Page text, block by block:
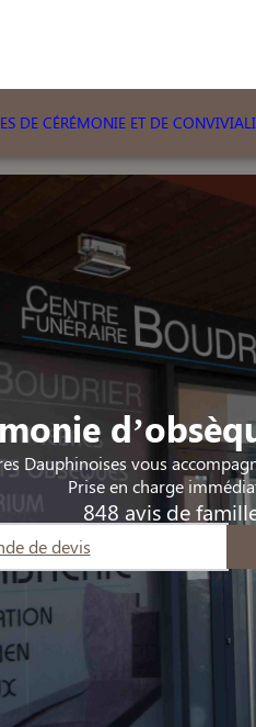
DE CÉRÉMONIE ET DE
Dauphinoises vous
Prise en charge
848 avis de
de devis